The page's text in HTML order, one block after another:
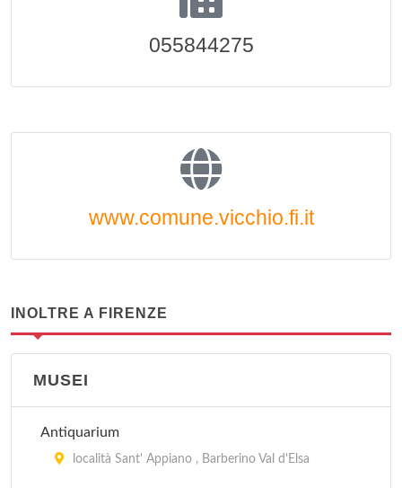
055844275
www.comune.vicchio.fi.it
INOLTRE A FIRENZE
MUSEI
Antiquarium
località Sant' Appiano , Barberino Val d'Elsa